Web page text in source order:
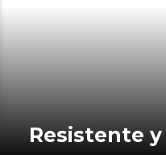
Resistente